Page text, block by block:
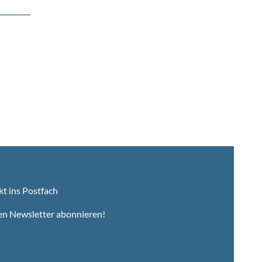
ins Postfach
Newsletter abonnieren!